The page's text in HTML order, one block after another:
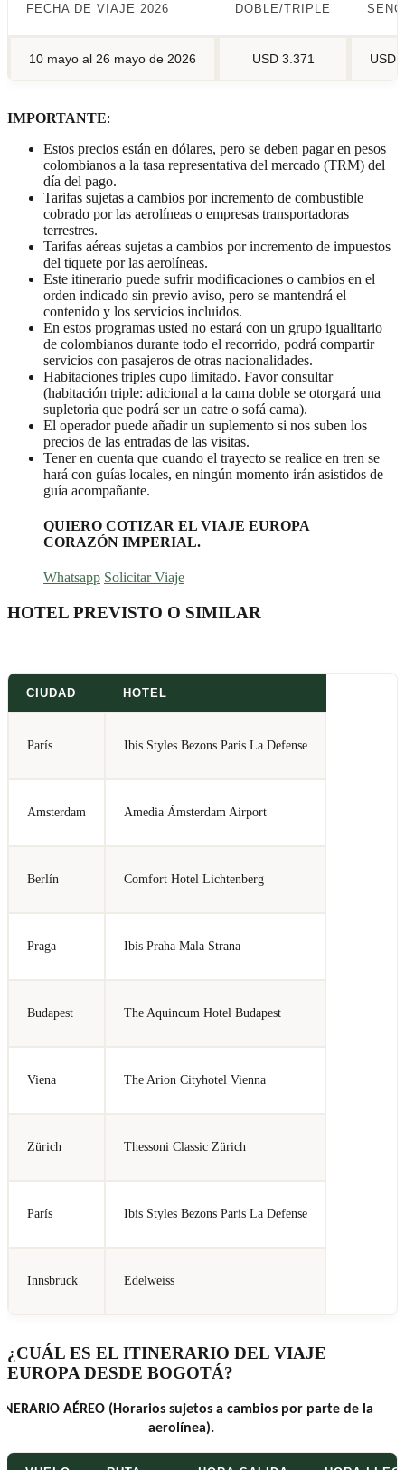
FECHA DE VIAJE 2026 DOBLE/TRIPLE
10 mayo al 26 mayo de 2026 USD 3.371 USD
IMPORTANTE:
Estos precios están en dólares, pero se deben pagar en pesos
colombianos a la tasa representativa del mercado (TRM) del
día del pago.
Tarifas sujetas a cambios por incremento de combustible
cobrado por las aerolíneas o empresas transportadoras
terrestres.
Tarifas aéreas sujetas a cambios por incremento de impuestos
del tiquete por las aerolíneas.
Este itinerario puede sufrir modificaciones o cambios en el
orden indicado sin previo aviso, pero se mantendrá el
contenido y los servicios incluidos.
En estos programas usted no estará con un grupo igualitario
de colombianos durante todo el recorrido, podrá compartir
servicios con pasajeros de otras nacionalidades.
Habitaciones triples cupo limitado. Favor consultar
(habitación triple: adicional a la cama doble se otorgará una
supletoria que podrá ser un catre o sofá cama).
El operador puede añadir un suplemento si nos suben los
precios de las entradas de las visitas.
Tener en cuenta que cuando el trayecto se realice en tren se
hará con guías locales, en ningún momento irán asistidos de
guía acompañante.
QUIERO COTIZAR EL VIAJE EUROPA
CORAZÓN IMPERIAL.
Whatsapp Solicitar Viaje
HOTEL PREVISTO O SIMILAR
CIUDAD HOTEL
París Ibis Styles Bezons Paris La Defense
Amsterdam Amedia Ámsterdam Airport
Berlín Comfort Hotel Lichtenberg
Praga Ibis Praha Mala Strana
Budapest The Aquincum Hotel Budapest
Viena The Arion Cityhotel Vienna
Zürich Thessoni Classic Zürich
París Ibis Styles Bezons Paris La Defense
Innsbruck Edelweiss
¿CUÁL ES EL ITINERARIO DEL VIAJE
EUROPA DESDE BOGOTÁ?
AÉREO (Horarios sujetos a cambios por parte de la
aerolínea).